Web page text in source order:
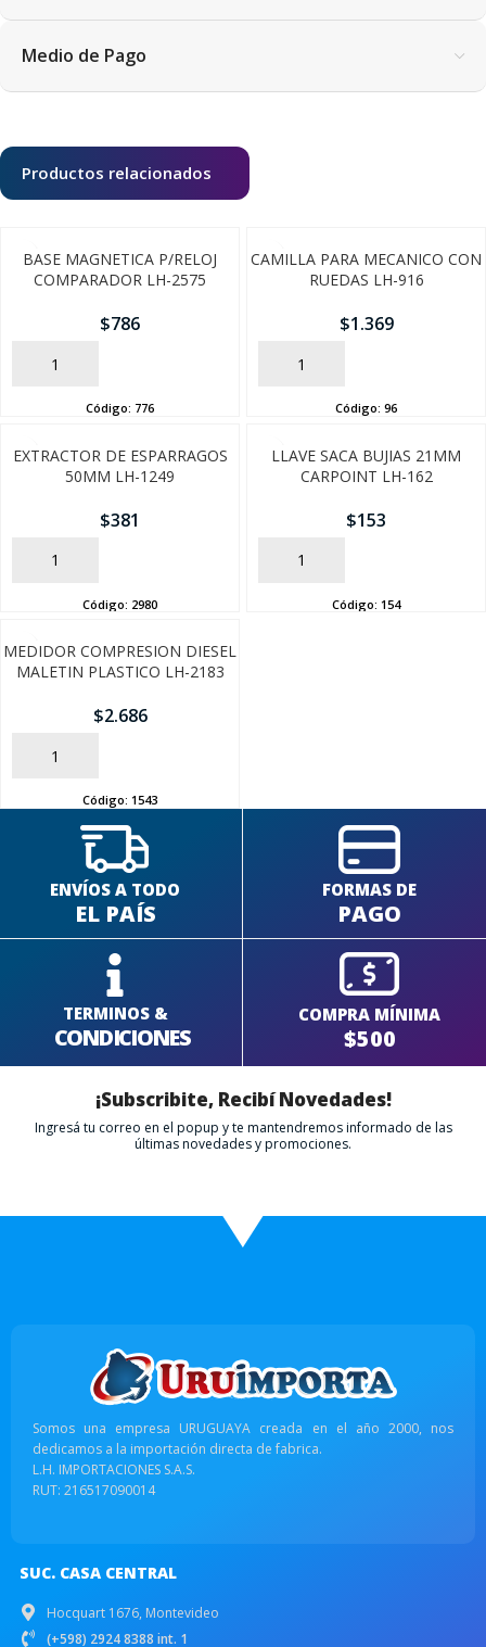
Medio de Pago
Productos relacionados
BASE MAGNETICA P/RELOJ
COMPARADOR LH-2575
$786
AÑADIR
Código: 776
CAMILLA PARA MECANICO CON
RUEDAS LH-916
$1.369
AÑADIR
Código: 96
EXTRACTOR DE ESPARRAGOS
50MM LH-1249
$381
AÑADIR
Código: 2980
LLAVE SACA BUJIAS 21MM
CARPOINT LH-162
$153
AÑADIR
Código: 154
MEDIDOR COMPRESION DIESEL
MALETIN PLASTICO LH-2183
$2.686
AÑADIR
Código: 1543
ENVÍOS A TODO
EL PAÍS
FORMAS DE
PAGO
TERMINOS &
CONDICIONES
COMPRA MÍNIMA
$500
¡Subscribite, Recibí Novedades!
Ingresá tu correo en el popup y te mantendremos informado de las
últimas novedades y promociones.
Somos una empresa URUGUAYA creada en el año 2000, nos
dedicamos a la importación directa de fabrica.
L.H. IMPORTACIONES S.A.S.
RUT: 216517090014
SUC. CASA CENTRAL
Hocquart 1676, Montevideo
(+598) 2924 8388 int. 1
FINALIZÁ TU COMPRA